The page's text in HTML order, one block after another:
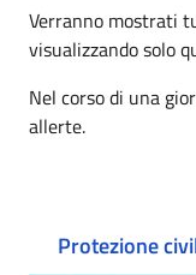
Verranno mostrati
visualizzando solo
Nel corso di una
allerte.
Protezione